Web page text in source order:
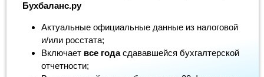
Бухбаланс.ру
Актуальные официальные данные из налоговой
и/или росстата;
Включает все годасдававшейся бухгалтерской
отчетности;